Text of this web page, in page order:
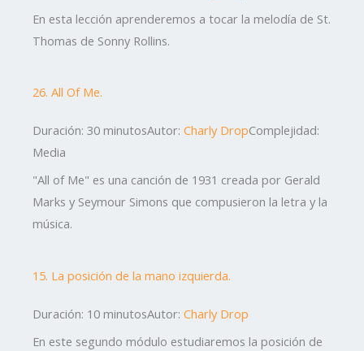
En esta lección aprenderemos a tocar la melodía de St.
Thomas de Sonny Rollins.
26. All Of Me.
Duración: 30 minutosAutor: Charly DropComplejidad:
Media
"All of Me" es una canción de 1931 creada por Gerald
Marks y Seymour Simons que compusieron la letra y la
música.
15. La posición de la mano izquierda.
Duración: 10 minutosAutor: Charly Drop
En este segundo módulo estudiaremos la posición de